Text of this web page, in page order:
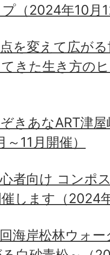
（2024年10月
点を変えて広が
きた生き方の
ぞきあなART津
～11月開催）
心者向け コンポ
します（2024
回海岸松林ウォ